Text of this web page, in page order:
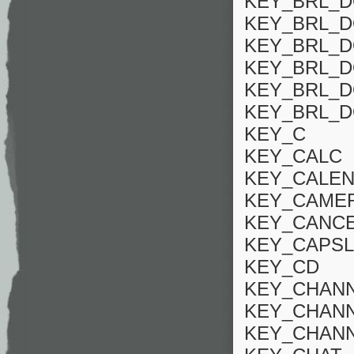
KEY_C
KEY_CALC
KEY_CD